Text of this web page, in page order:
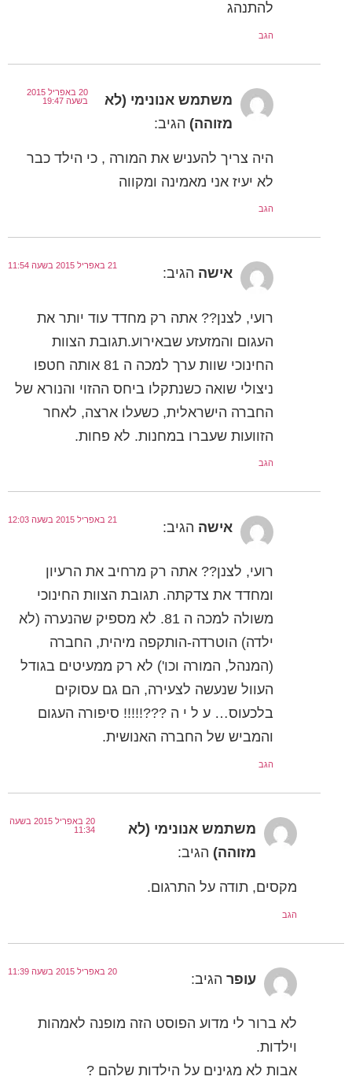
משתמש אנונימי (לא
הגיב:
20 באפריל 2015
בשעה 19:47
היה צריך להעניש את המורה , כי הילד כבר
לא יעיז אני מאמינה ומקווה
אישה הגיב:
רועי, לצנן?? אתה רק מחדד עוד יותר את
העגום והמזעזע שבאירוע.תגובת הצוות
החינוכי שוות ערך למכה ה 81 אותה חטפו
ניצולי שואה כשנתקלו ביחס ההזוי והנורא של
החברה הישראלית, כשעלו ארצה, לאחר
הזוועות שעברו במחנות. לא פחות.
אישה הגיב:
רועי, לצנן?? אתה רק מרחיב את הרעיון
ומחדד את צדקתה. תגובת הצוות החינוכי
משולה למכה ה 81. לא מספיק שהנערה (לא
ילדה) הוטרדה-הותקפה מיהית, החברה
(המנהל, המורה וכו') לא רק ממעיטים בגודל
העוול שנעשה לצעירה, הם גם עסוקים
בלכעוס… ע ל י ה ???!!!!! סיפורה העגום
והמביש של החברה האנושית.
משתמש אנונימי (לא
הגיב:
20 באפריל 2015 בשעה
11:34
מקסים, תודה על התרגום.
עופר הגיב:
לא ברור לי מדוע הפוסט הזה מופנה לאמהות
אבות לא מגינים על הילדות שלהם ?